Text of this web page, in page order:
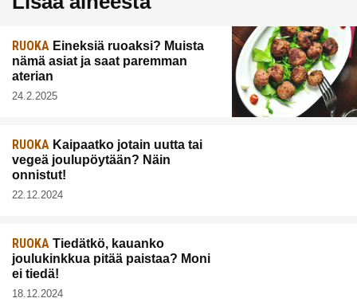
RUOKA Eineksiä ruoaksi? Muista
nämä asiat ja saat paremman
aterian
24.2.2025
RUOKA Kaipaatko jotain uutta tai
vegeä joulupöytään? Näin
onnistut!
22.12.2024
RUOKA Tiedätkö, kauanko
joulukinkkua pitää paistaa? Moni
ei tiedä!
18.12.2024